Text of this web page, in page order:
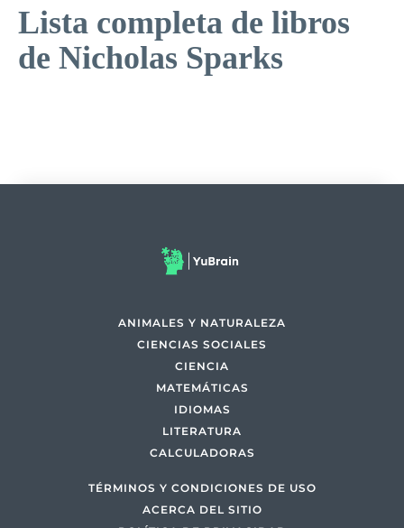
Lista completa de libros
de Nicholas Sparks
ANIMALES Y NATURALEZA
CIENCIAS SOCIALES
CIENCIA
MATEMÁTICAS
IDIOMAS
LITERATURA
CALCULADORAS
TÉRMINOS Y CONDICIONES DE USO
ACERCA DEL SITIO